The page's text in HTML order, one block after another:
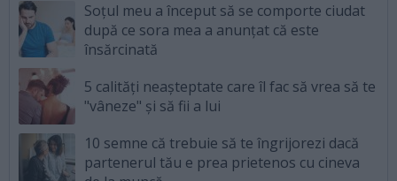
Soțul meu a început să se comporte ciudat
după ce sora mea a anunțat că este
însărcinată
5 calități neașteptate care îl fac să vrea să te
"vâneze" și să fii a lui
10 semne că trebuie să te îngrijorezi dacă
partenerul tău e prea prietenos cu cineva